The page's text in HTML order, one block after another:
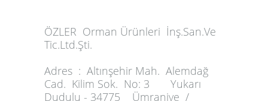
ÖZLER Orman Ürünleri İnş.San.Ve
Tic.Ltd.Şti.
Adres : Altınşehir Mah. Alemdağ
Cad. Kilim Sok. No: 3 Yukarı
Dudulu - 34775 Ümraniye /